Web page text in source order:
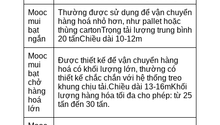
Mooc
mui
bạt
ngắn
Thường được sử dụng để vận chuyển
hàng hoá nhỏ hơn, như pallet hoặc
thùng cartonTrọng tải lượng trung bình
20 tấnChiều dài 10-12m
Mooc
mui
bạt
chở
hàng
hoá
lớn
Được thiết kế để vận chuyển hàng
hoá có khối lượng lớn, thường có
thiết kế chắc chắn với hệ thống treo
khung chịu tải.Chiều dài 13-16mKhối
lượng hàng hóa tối đa cho phép: từ 25
tấn đến 30 tấn.